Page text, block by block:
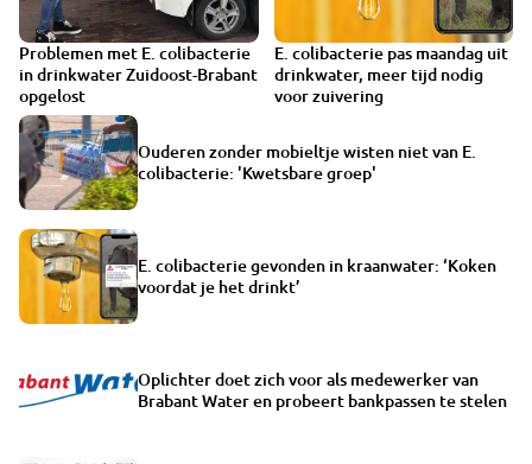
Problemen met E. colibacterie
in drinkwater Zuidoost-Brabant
opgelost
E. colibacterie pas maandag uit
drinkwater, meer tijd nodig
voor zuivering
Ouderen zonder mobieltje wisten niet van E.
colibacterie: 'Kwetsbare groep'
E. colibacterie gevonden in kraanwater: ‘Koken
voordat je het drinkt’
Oplichter doet zich voor als medewerker van
Brabant Water en probeert bankpassen te stelen